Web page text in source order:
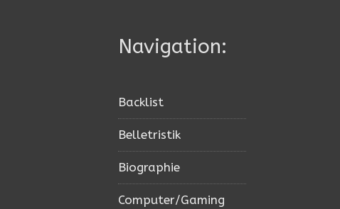
Navigation:
Backlist
Belletristik
Biographie
Computer/Gaming